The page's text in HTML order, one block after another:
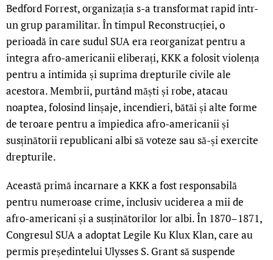
Bedford Forrest, organizația s-a transformat rapid într-
un grup paramilitar. În timpul Reconstrucției, o
perioadă în care sudul SUA era reorganizat pentru a
integra afro-americanii eliberați, KKK a folosit violența
pentru a intimida și suprima drepturile civile ale
acestora. Membrii, purtând măști și robe, atacau
noaptea, folosind linșaje, incendieri, bătăi și alte forme
de teroare pentru a împiedica afro-americanii și
susținătorii republicani albi să voteze sau să-și exercite
drepturile.
Această primă incarnare a KKK a fost responsabilă
pentru numeroase crime, inclusiv uciderea a mii de
afro-americani și a susținătorilor lor albi. În 1870–1871,
Congresul SUA a adoptat Legile Ku Klux Klan, care au
permis președintelui Ulysses S. Grant să suspende